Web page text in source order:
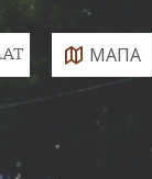
МАПА